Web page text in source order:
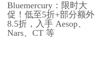
Bluemercury：限时大
促！低至5折+部分额外
8.5折，入手 Aesop、
Nars、CT 等